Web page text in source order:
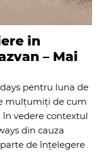
in
– Mai
pentru luna de
mulțumiți de cum
în vedere contextul
din cauza
de înțelegere